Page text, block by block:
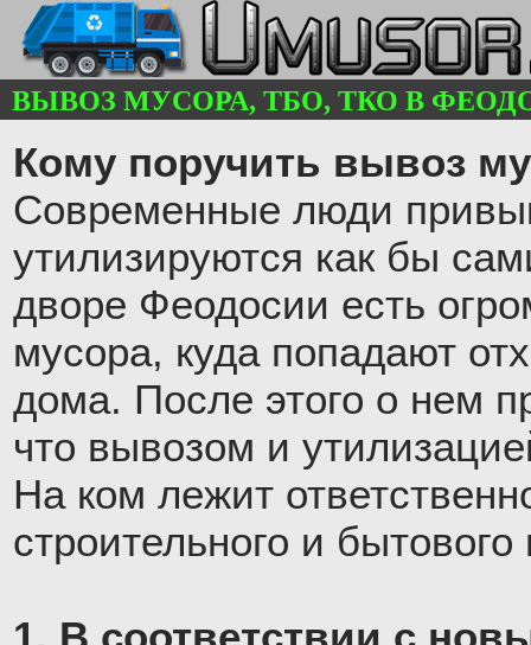
ВЫВОЗ МУСОРА, ТБО, ТКО В
Кому поручить вывоз
Современные люди
утилизируются как бы
дворе Феодосии есть
мусора, куда попадают
дома. После этого о нем
что вывозом и
На ком лежит
строительного и